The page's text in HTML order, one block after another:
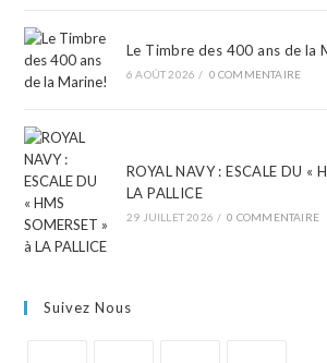
Le Timbre des 400 ans de la
6 AOÛT 2026 / 0 COMMENTAIRE
ROYAL NAVY : ESCALE DU «
LA PALLICE
29 JUILLET 2026 / 0 COMMENTAIRE
Suivez Nous